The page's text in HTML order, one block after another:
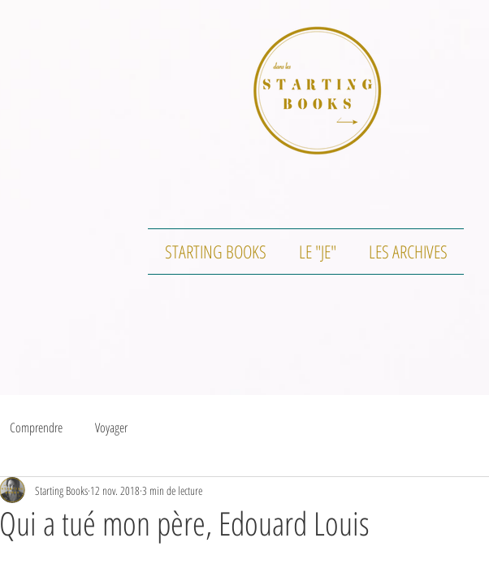
STARTING BOOKS LE "JE" LES ARCHIVES
Comprendre Voyager
Qui a tué mon père, Edouard Louis
Starting Books 12 nov. 2018 3 min de lecture